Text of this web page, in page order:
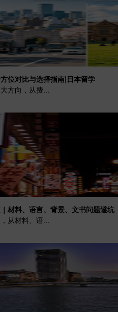
位对比与选择指南|日本留学
方向，从费...
材料、语言、背景、文书问题避坑
从材料、语...